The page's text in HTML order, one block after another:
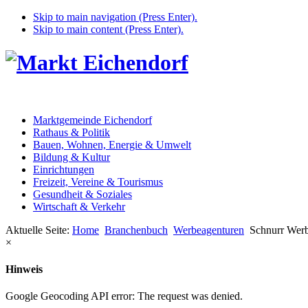
Skip to main navigation (Press Enter).
Skip to main content (Press Enter).
Marktgemeinde Eichendorf
Rathaus & Politik
Bauen, Wohnen, Energie & Umwelt
Bildung & Kultur
Einrichtungen
Freizeit, Vereine & Tourismus
Gesundheit & Soziales
Wirtschaft & Verkehr
Aktuelle Seite: Home Branchenbuch Werbeagenturen Schnurr
×
Hinweis
Google Geocoding API error: The request was denied.